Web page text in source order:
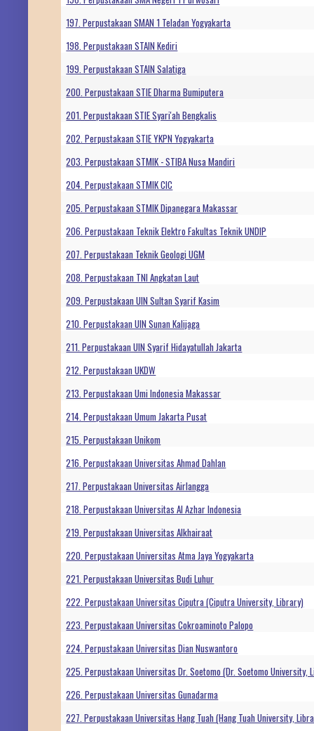
197. Perpustakaan SMAN 1 Teladan Yogyakarta
198. Perpustakaan STAIN Kediri
199. Perpustakaan STAIN Salatiga
200. Perpustakaan STIE Dharma Bumiputera
201. Perpustakaan STIE Syari'ah Bengkalis
202. Perpustakaan STIE YKPN Yogyakarta
203. Perpustakaan STMIK - STIBA Nusa Mandiri
204. Perpustakaan STMIK CIC
205. Perpustakaan STMIK Dipanegara Makassar
206. Perpustakaan Teknik Elektro Fakultas Teknik UNDIP
207. Perpustakaan Teknik Geologi UGM
208. Perpustakaan TNI Angkatan Laut
209. Perpustakaan UIN Sultan Syarif Kasim
210. Perpustakaan UIN Sunan Kalijaga
211. Perpustakaan UIN Syarif Hidayatullah Jakarta
212. Perpustakaan UKDW
213. Perpustakaan Umi Indonesia Makassar
214. Perpustakaan Umum Jakarta Pusat
215. Perpustakaan Unikom
216. Perpustakaan Universitas Ahmad Dahlan
217. Perpustakaan Universitas Airlangga
218. Perpustakaan Universitas Al Azhar Indonesia
219. Perpustakaan Universitas Alkhairaat
220. Perpustakaan Universitas Atma Jaya Yogyakarta
221. Perpustakaan Universitas Budi Luhur
222. Perpustakaan Universitas Ciputra (Ciputra University, Library)
223. Perpustakaan Universitas Cokroaminoto Palopo
224. Perpustakaan Universitas Dian Nuswantoro
225. Perpustakaan Universitas Dr. Soetomo (Dr. Soetomo University,
226. Perpustakaan Universitas Gunadarma
227. Perpustakaan Universitas Hang Tuah (Hang Tuah University,